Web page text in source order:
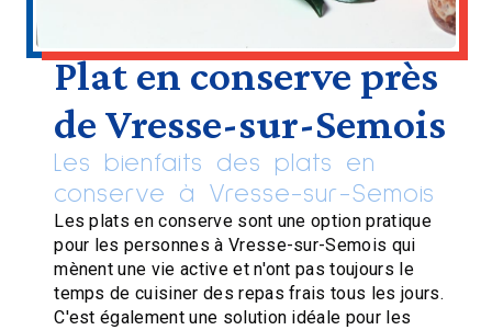
Plat en conserve près
de Vresse-sur-Semois
Les bienfaits des plats en
conserve à Vresse-sur-Semois
Les plats en conserve sont une option pratique
pour les personnes à Vresse-sur-Semois qui
mènent une vie active et n'ont pas toujours le
temps de cuisiner des repas frais tous les jours.
C'est également une solution idéale pour les